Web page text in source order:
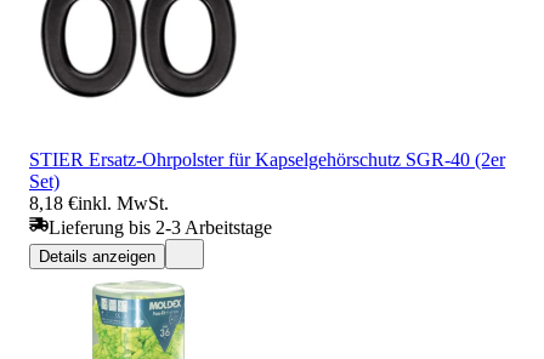
STIER Ersatz-Ohrpolster für Kapselgehörschutz SGR-40 (2er
Set)
8,18 €inkl. MwSt.
Lieferung bis 2-3 Arbeitstage
Details anzeigen